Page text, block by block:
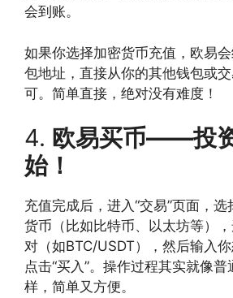
会到账。
如果你选择加密货币充值，欧易
包地址，直接从你的其他钱包或
可。简单直接，绝对没有难度！
4. 欧易买币——投
始！
充值完成后，进入“交易”页面，
货币（比如比特币、以太坊等）
对（如BTC/USDT），然后输入你
点击“买入”。操作过程其实就像
样，简单又方便。